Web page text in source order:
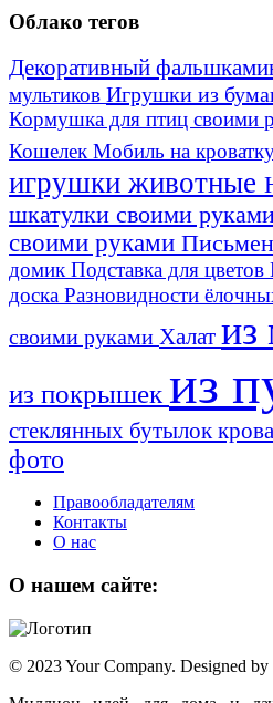
Облако тегов
Декоративный
мультиков Игрушки из
Кормушка для птиц своими
КошелекМобиль на
игрушки животные
шкатулки своими
своими руками
домикПодставка для цветов
доска Разновидности
своими руками Халат из
из покрышек из
стеклянных бутылок
фото
Правообладателям
Контакты
О нас
О нашем сайте:
© 2023 Your Company. Designed by